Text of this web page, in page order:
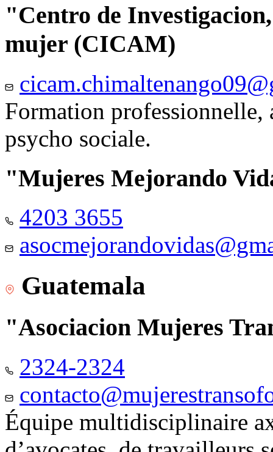
"Centro de
mujer (CICAM)
Formation professionnelle,
psycho sociale.
"Mujeres Mejorando
4203 3655
Guatemala
"Asociacion Mujeres
2324-2324
Équipe multidisciplinaire